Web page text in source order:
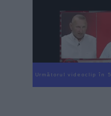
Următorul videoclip în 4